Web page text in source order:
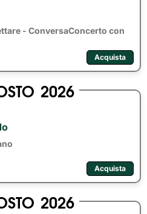
- ConversaConcerto con
Acquista
2026
Acquista
2026